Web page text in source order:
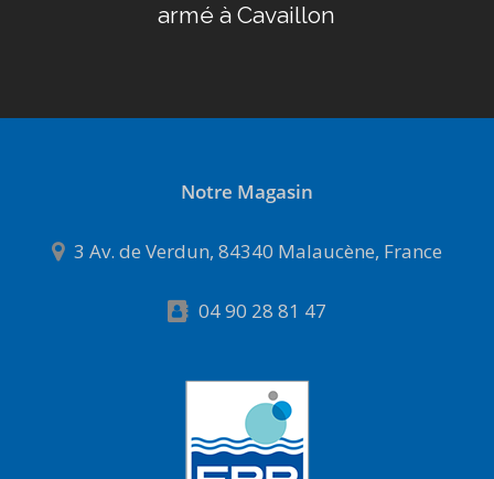
armé à Cavaillon
Notre Magasin
3 Av. de Verdun, 84340 Malaucène, France
04 90 28 81 47